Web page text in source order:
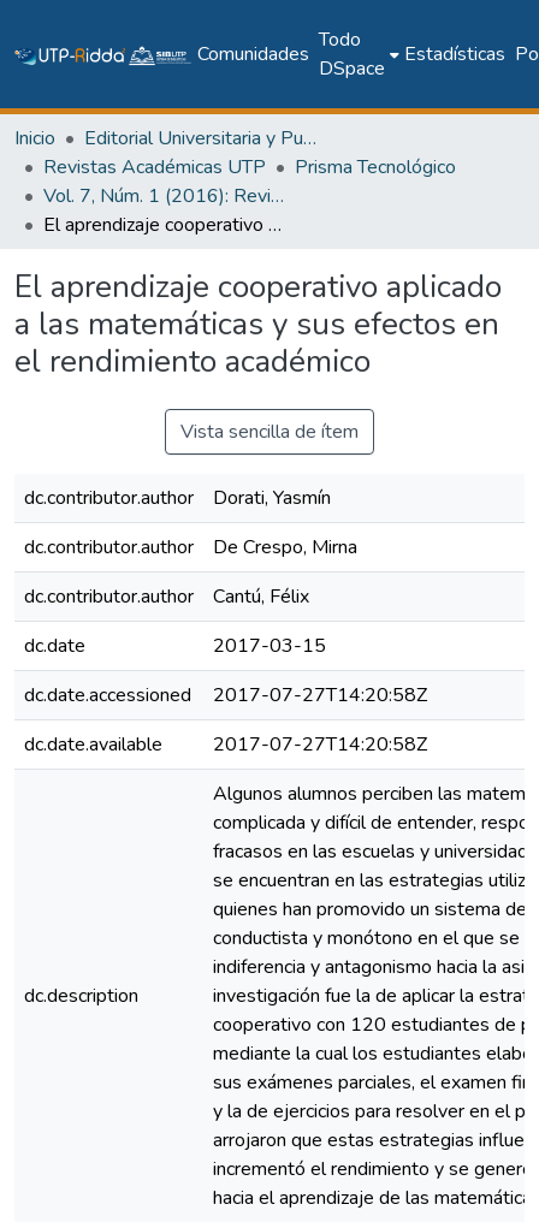
Comunidades
Todo
DSpace
Estadísticas
Inicio
Editorial Universitaria y Publicaciones Seriadas
Revistas Académicas UTP
Prisma Tecnológico
Vol. 7, Núm. 1 (2016): Revista Prisma Tecnológico
El aprendizaje cooperativo aplicado a las matemáticas y sus efectos en el rendimiento académico
El aprendizaje cooperativo aplicado
a las matemáticas y sus efectos en
el rendimiento académico
Vista sencilla de ítem
dc.contributor.author
Dorati, Yasmín
dc.contributor.author
De Crespo, Mirna
dc.contributor.author
Cantú, Félix
dc.date
2017-03-15
dc.date.accessioned
2017-07-27T14:20:58Z
dc.date.available
2017-07-27T14:20:58Z
dc.description
Algunos alumnos perciben las
complicada y difícil de entender,
fracasos en las escuelas y
se encuentran en las estrategias
quienes han promovido un sistema de
conductista y monótono en el que se
indiferencia y antagonismo hacia la
investigación fue la de aplicar la
cooperativo con 120 estudiantes de
mediante la cual los estudiantes
sus exámenes parciales, el examen
y la de ejercicios para resolver en el
arrojaron que estas estrategias
incrementó el rendimiento y se
hacia el aprendizaje de las